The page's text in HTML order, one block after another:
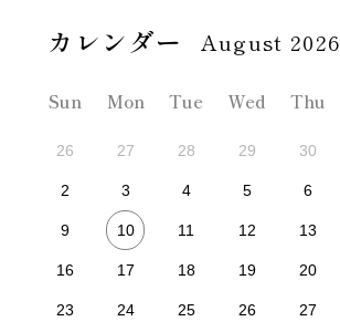
August 2026
Sun Mon Tue Wed Thu
26 27 28 29 30
2 3 4 5 6
9 10 11 12 13
16 17 18 19 20
23 24 25 26 27